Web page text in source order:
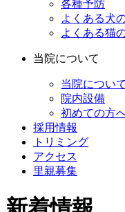
各種予防
よくある犬
よくある猫
当院について
当院について
院内設備
初めての方
採用情報
トリミング
アクセス
里親募集